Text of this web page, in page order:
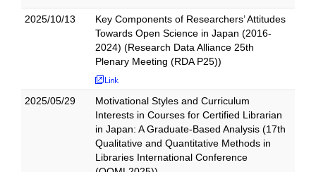
2025/10/13
Key Components of Researchers’ Attitudes
Towards Open Science in Japan (2016-
2024) (Research Data Alliance 25th
Plenary Meeting (RDA P25))
2025/05/29
Motivational Styles and Curriculum
Interests in Courses for Certified Librarian
in Japan: A Graduate-Based Analysis (17th
Qualitative and Quantitative Methods in
Libraries International Conference